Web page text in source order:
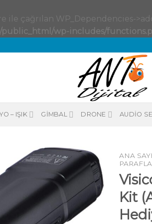
ile çağrılan WP_Dependencies-
wp-includes/
– IŞIK GIMBAL DRONE AUDIO
ANA
Kit